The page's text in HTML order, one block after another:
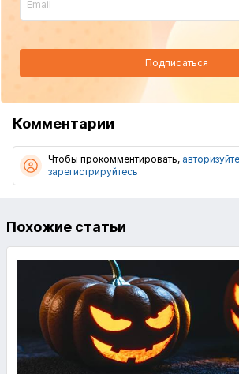
Подписаться
Комментарии
Чтобы прокомментировать,
зарегистрируйтесь
Похожие статьи